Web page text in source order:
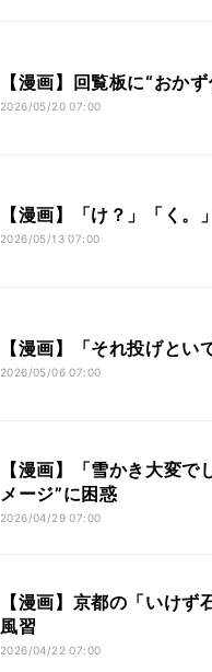
【漫画】回覧板に“おか
2026/05/20 07:00
【漫画】「け？」「く
2026/05/13 07:00
【漫画】「それ投げと
2026/05/06 07:00
【漫画】「雪かき大変
メージ”に困惑
2026/04/29 07:00
【漫画】京都の「いけ
風習
2026/04/22 07:00